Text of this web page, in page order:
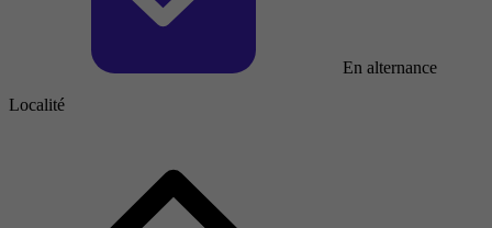
En alternance
Localité